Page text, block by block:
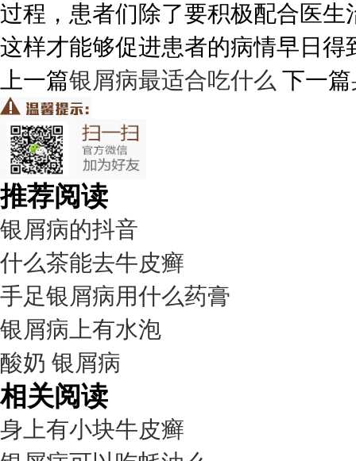
过程，患者们除了要积极配合医
这样才能够促进患者的病情早日得
上一篇银屑病最适合吃什么 下一篇
推荐阅读
银屑病的抖音
什么茶能去牛皮癣
手足银屑病用什么药膏
银屑病上有水泡
酸奶 银屑病
相关阅读
身上有小块牛皮癣